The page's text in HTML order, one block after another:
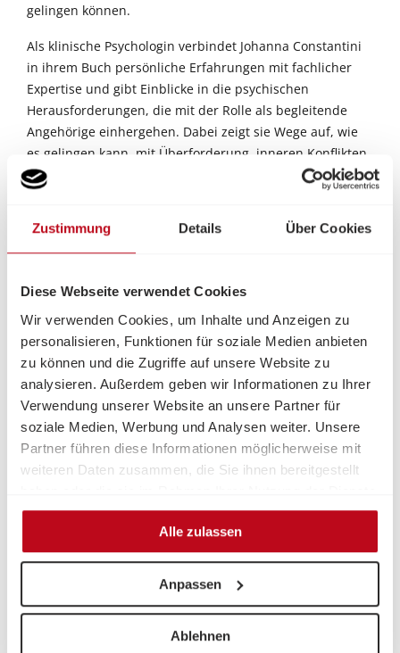
Zustimmung Details Über Cookies
Diese Webseite verwendet Cookies
Wir verwenden Cookies, um Inhalte und Anzeigen zu
personalisieren, Funktionen für soziale Medien anbieten
zu können und die Zugriffe auf unsere Website zu
analysieren. Außerdem geben wir Informationen zu Ihrer
Verwendung unserer Website an unsere Partner für
soziale Medien, Werbung und Analysen weiter. Unsere
Partner führen diese Informationen möglicherweise mit
weiteren Daten zusammen, die Sie ihnen bereitgestellt
gesammelt haben.
Alle zulassen
Anpassen
Ablehnen
gelingen können.
Als klinische Psychologin verbindet Johanna Constantini
in ihrem Buch persönliche Erfahrungen mit fachlicher
Expertise und gibt Einblicke in die psychischen
Herausforderungen, die mit der Rolle als begleitende
Angehörige einhergehen. Dabei zeigt sie Wege auf, wie
es gelingen kann, mit Überforderung, inneren Konflikten
und Schuldgefühlen umzugehen und den eigenen
Handlungsspielraum zu stärken.
Die Lesung bietet nicht nur die Möglichkeit, zentrale
Inhalte des Buches kennenzulernen, sondern schafft
Veranstaltung ist es, das Bewusstsein für die Situation
von Angehörigen zu stärken und ihnen konkrete Impulse
für den Umgang mit Demenz im Alltag mitzugeben.
Im Anschluss an die Lesung wird es die Möglichkeit
geben, das Buch vor Ort zu erwerben.
Datum: Mittwoch, 13. Mai 2026
Ort:MEDIA LOFT WIEN
Arbeitergasse 7, 1050 Wien (3. Stock)
Kostenlose Teilnahme!
Melden Sie sich gerne an unter: